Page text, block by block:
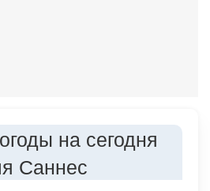
на сегодня
Саннес